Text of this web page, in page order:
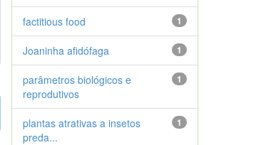
1
factitious food
1
Joaninha afidófaga
1
parâmetros biológicos e
reprodutivos
1
plantas atrativas a insetos
preda...